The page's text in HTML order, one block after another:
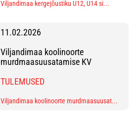
Viljandimaa kergejõustiku U12, U14 si...
11.02.2026
Viljandimaa koolinoorte
murdmaasuusatamise KV
TULEMUSED
Viljandimaa koolinoorte murdmaasuusat...